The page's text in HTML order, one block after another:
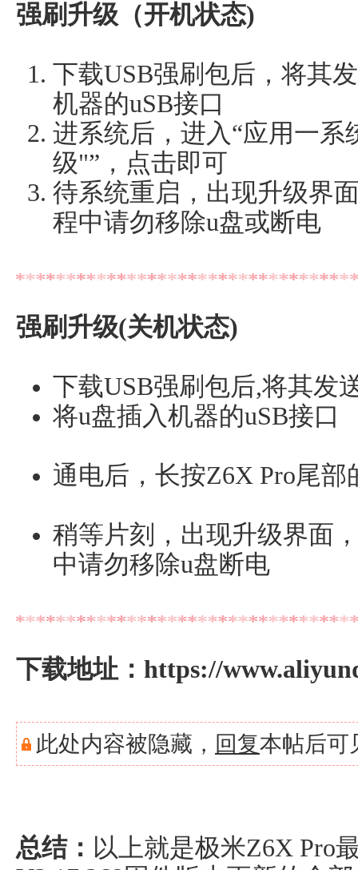
强刷升级（开机状态)
下载USB强刷包后，将其
机器的uSB接口
进系统后，进入“应用一
级"”，点击即可
待系统重启，出现升级界
程中请勿移除u盘或断电
强刷升级(关机状态)
下载USB强刷包后,将其发
将u盘插入机器的uSB接口
通电后，长按Z6X Pro尾部
稍等片刻，出现升级界面
中请勿移除u盘断电
下载地址： https://
此处内容被隐藏， 回复本帖后可
总结： 以上就是极米Z6X Pro